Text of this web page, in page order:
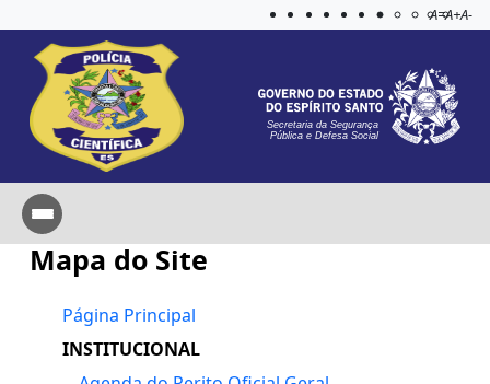
Aplicar
A=A+A-
Secretaria da Segurança
Pública e Defesa Social
Mapa do Site
Página Principal
INSTITUCIONAL